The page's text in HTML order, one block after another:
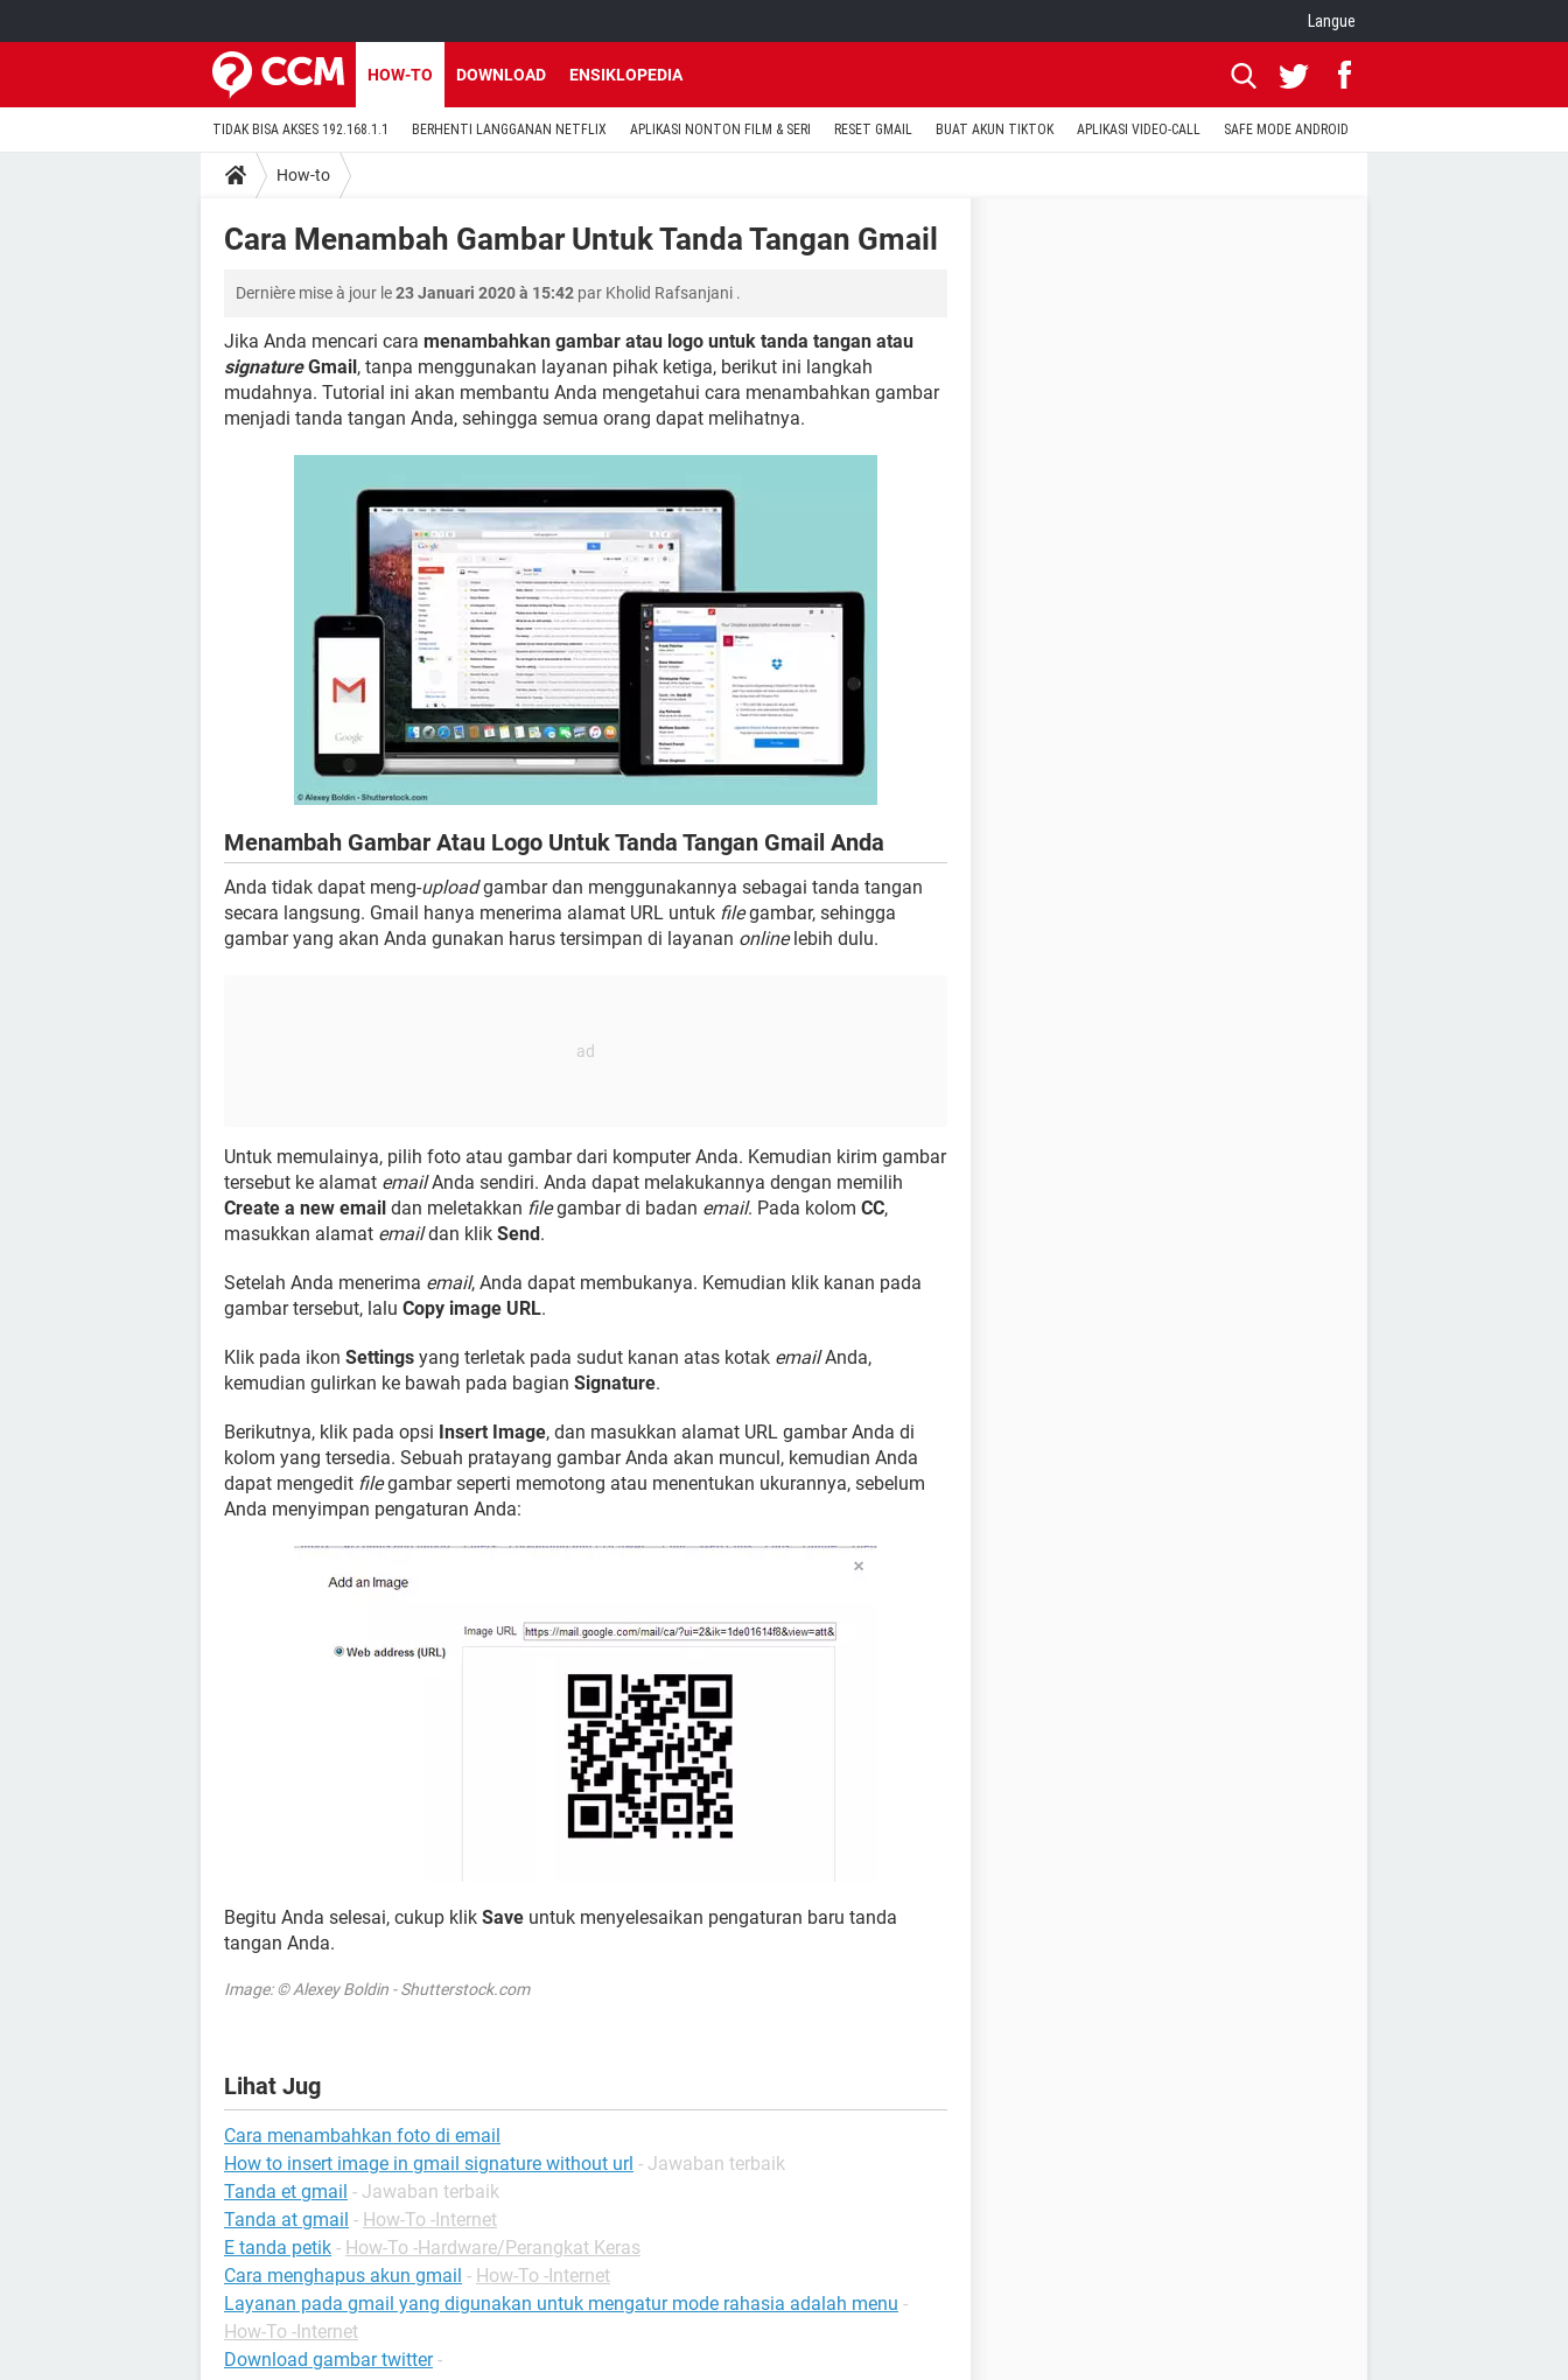
Langue
HOW-TO DOWNLOAD ENSIKLOPEDIA
TIDAK BISA AKSES 192.168.1.1 BERHENTI LANGGANAN NETFLIX APLIKASI NONTON FILM & SERI RESET GMAIL BUAT AKUN TIKTOK APLIKASI VIDEO-CALL SAFE MODE ANDROID
How-to
Cara Menambah Gambar Untuk Tanda Tangan Gmail
Dernière mise à jour le23 Januari 2020 à 15:42 par Kholid Rafsanjani .
Jika Anda mencari cara menambahkan gambar atau logo untuk tanda tangan atau
signatureGmail, tanpa menggunakan layanan pihak ketiga, berikut ini langkah
mudahnya. Tutorial ini akan membantu Anda mengetahui cara menambahkan gambar
menjadi tanda tangan Anda, sehingga semua orang dapat melihatnya.
Menambah Gambar Atau Logo Untuk Tanda Tangan Gmail Anda
Anda tidak dapat meng-uploadgambar dan menggunakannya sebagai tanda tangan
secara langsung. Gmail hanya menerima alamat URL untuk filegambar, sehingga
gambar yang akan Anda gunakan harus tersimpan di layanan onlinelebih dulu.
Untuk memulainya, pilih foto atau gambar dari komputer Anda. Kemudian kirim gambar
tersebut ke alamat emailAnda sendiri. Anda dapat melakukannya dengan memilih
Create a new email dan meletakkan filegambar di badan email. Pada kolom CC,
masukkan alamat emaildan klik Send.
Setelah Anda menerima email, Anda dapat membukanya. Kemudian klik kanan pada
gambar tersebut, lalu Copy image URL.
Klik pada ikon Settings yang terletak pada sudut kanan atas kotak emailAnda,
kemudian gulirkan ke bawah pada bagian Signature.
Berikutnya, klik pada opsi Insert Image, dan masukkan alamat URL gambar Anda di
kolom yang tersedia. Sebuah pratayang gambar Anda akan muncul, kemudian Anda
dapat mengedit filegambar seperti memotong atau menentukan ukurannya, sebelum
Anda menyimpan pengaturan Anda:
Begitu Anda selesai, cukup klik Save untuk menyelesaikan pengaturan baru tanda
tangan Anda.
Image: © Alexey Boldin - Shutterstock.com
Lihat Jug
Cara menambahkan foto di email
How to insert image in gmail signature without url - Jawaban terbaik
Tanda et gmail - Jawaban terbaik
Tanda at gmail - How-To -Internet
E tanda petik - How-To -Hardware/Perangkat Keras
Cara menghapus akun gmail - How-To -Internet
Layanan pada gmail yang digunakan untuk mengatur mode rahasia adalah menu -
How-To -Internet
Download gambar twitter -